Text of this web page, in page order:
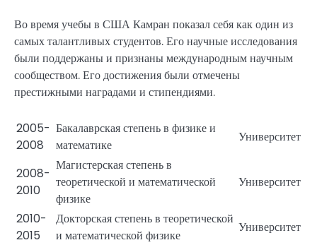
Во время учебы в США Камран показал себя как один из
самых талантливых студентов. Его научные исследования
были поддержаны и признаны международным научным
сообществом. Его достижения были отмечены
престижными наградами и стипендиями.
2005-
2008
Бакалаврская степень в физике и
математике
Университет
2008-
2010
Магистерская степень в
теоретической и математической
физике
Университет
2010-
2015
Докторская степень в теоретической
и математической физике
Университет